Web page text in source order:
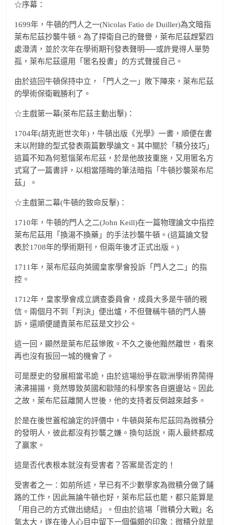
☆序幕：
1699年，牛頓的門人之一(Nicolas Fatio de Duiller)為文暗指
萊布尼茲抄襲牛頓。為了捍衛自己的聲譽，萊布尼茲趕緊四
處澄清，並於次年在學術期刊發表聲明──或許覺得人單勢
孤，萊布尼茲還用「匿名投書」的方式聲援自己。
由於這回牛頓保持中立，「門人之一」敗下陣來，萊布尼茲
的學術保衛戰勝利了。
☆主戲第一幕(萊布尼茲主動出擊)：
1704年(胡克逝世次年)，牛頓出版《光學》一書，順便在書
末以附錄的型式發表兩篇數學論文。其中關於「積分技巧」
這篇不知為何惹惱萊布尼茲，於是他故技重施，又用匿名方
式寫了一篇書評，以相當隱晦的筆法暗指「牛頓抄襲萊布尼
茲」。
☆主戲第二幕(牛頓的致命反擊)：
1710年，牛頓的門人之二(John Keill)在一篇物理論文中指控
萊布尼茲用「換湯不換藥」的手法抄襲牛頓。(這篇論文發
表於1708年的學術期刊，但兩年後才正式出版。)
1711年，萊布尼茲向英國皇家學會投訴「門人之二」的指
控。
1712年，皇家學會成立調查委員會，成員大多是牛頓的親
信。兩個月不到「判決」便出爐，不但聲稱牛頓的門人勝
訴，還順便譴責萊布尼茲是文抄公。
這一回，顯然是萊布尼茲慘敗。不久之後他黯然離世，看來
再也沒有扳回一城的機會了。
可是歷史的發展相當弔詭，由於這場紛爭在歐洲學術界鬧得
沸沸揚揚，竟然導致英國和歐陸的科學家各自選邊站。因此
之故，萊布尼茲離開人世後，他的支持者反倒越來越多。
於是在後世蓋棺論定的評價中，牛頓與萊布尼茲同為微積分
的發明人，彼此都沒有抄襲之嫌。換句話說，兩人最終都成
了贏家。
這是否代表根本就沒有受害者？答案是否定的！
受害者之一：如前所述，早已有不少數學家為微積分做了鋪
路的工作，因此無論牛頓也好，萊布尼茲也罷，都只能算是
「用自己的方式做出總結」。但由於這場「微積分大戰」名
氣太大，遂在後人心目中留下一個偏頗的印象：微積分就是